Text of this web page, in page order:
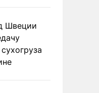
Швеции